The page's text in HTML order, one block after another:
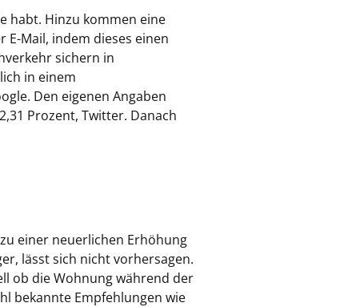
habt. Hinzu kommen eine
Mail, indem dieses einen
sichern in
in einem
Den eigenen Angaben
Prozent, Twitter. Danach
einer neuerlichen Erhöhung
lässt sich nicht vorhersagen.
ob die Wohnung während der
bekannte Empfehlungen wie